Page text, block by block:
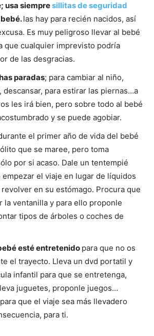
usa siempresillitas de seguridad
las hay para recién nacidos, así
Es muy peligroso llevar al bebé
que cualquier imprevisto podría
de las desgracias.
paradas; para cambiar al niño,
descansar, para estirar las piernas…a
les irá bien, pero sobre todo al bebé
y se puede agobiar.
el primer año de vida del bebé
que se maree, pero toma
por si acaso. Dale un tentempié
el viaje en lugar de líquidos
en su estómago. Procura que
la ventanilla y para ello proponle
tipos de árboles o coches de
esté entretenido para que no os
el trayecto. Lleva un dvd portatil y
infantil para que se entretenga,
juguetes, proponle juegos…
que el viaje sea más llevadero
para ti.